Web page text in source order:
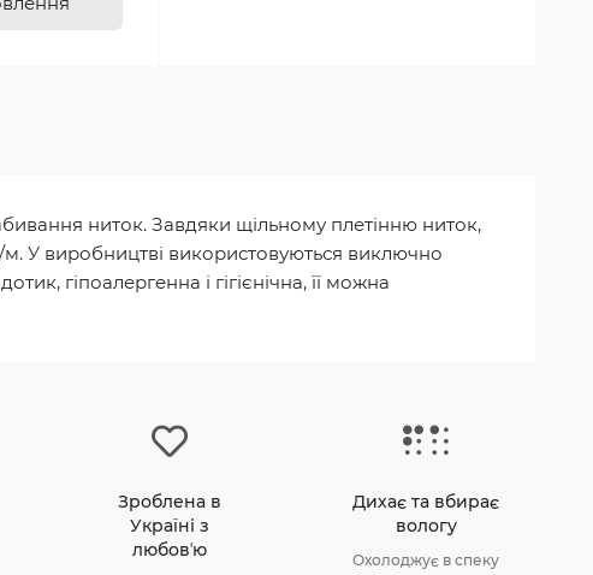
ниток. Завдяки щільному плетінню ниток,
м. У виробництві використовуються виключно
гіпоалергенна і гігієнічна, її можна
Зроблена в
Україні з
любовʼю
Дихає та вбирає
вологу
Охолоджує в спеку